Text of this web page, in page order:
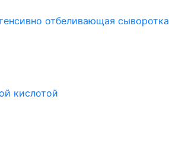
отбеливающая сыворотка
кислотой